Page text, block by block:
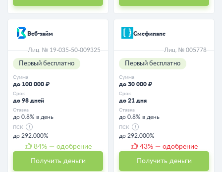
Веб-займ
Лиц. № 19-035-50-009325
Первый бесплатно
Сумма
до 100 000 ₽
Срок
до 98 дней
Ставка
до 0.8% в день
ПСК
до 292.000%
84% — одобрение
Получить деньги
Смсфинанс
Лиц. № 005778
Первый бесплатно
Сумма
до 30 000 ₽
Срок
до 21 дня
Ставка
до 0.8% в день
ПСК
до 292.000%
43% — одобрение
Получить деньги